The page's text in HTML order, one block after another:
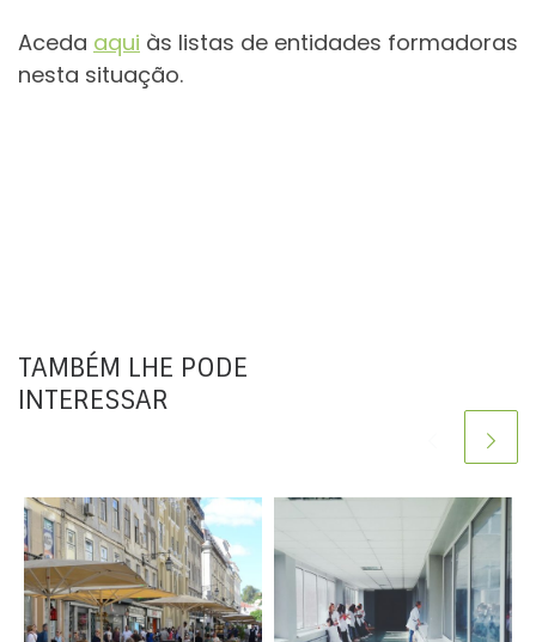
Aceda aqui às listas de entidades formadoras
nesta situação.
TAMBÉM LHE PODE
INTERESSAR